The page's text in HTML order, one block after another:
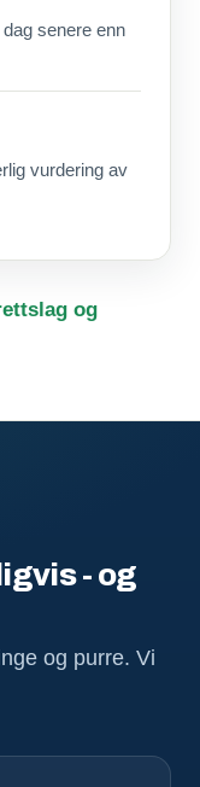
senere enn
vurdering av
og
- og
og purre. Vi